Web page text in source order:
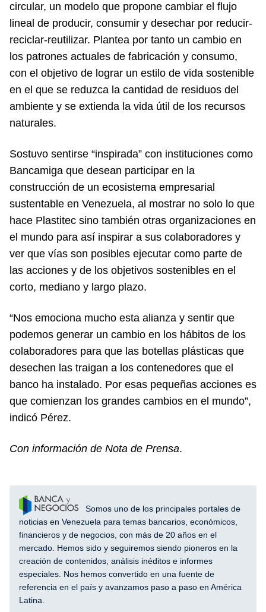
circular, un modelo que propone cambiar el flujo
lineal de producir, consumir y desechar por reducir-
reciclar-reutilizar. Plantea por tanto un cambio en
los patrones actuales de fabricación y consumo,
con el objetivo de lograr un estilo de vida sostenible
en el que se reduzca la cantidad de residuos del
ambiente y se extienda la vida útil de los recursos
naturales.
Sostuvo sentirse “inspirada” con instituciones como
Bancamiga que desean participar en la
construcción de un ecosistema empresarial
sustentable en Venezuela, al mostrar no solo lo que
hace Plastitec sino también otras organizaciones en
el mundo para así inspirar a sus colaboradores y
ver que vías son posibles ejecutar como parte de
las acciones y de los objetivos sostenibles en el
corto, mediano y largo plazo.
“Nos emociona mucho esta alianza y sentir que
podemos generar un cambio en los hábitos de los
colaboradores para que las botellas plásticas que
desechen las traigan a los contenedores que el
banco ha instalado. Por esas pequeñas acciones es
que comienzan los grandes cambios en el mundo”,
indicó Pérez.
Con información de Nota de Prensa.
Somos uno de los principales portales de
noticias en Venezuela para temas bancarios, económicos,
financieros y de negocios, con más de 20 años en el
mercado. Hemos sido y seguiremos siendo pioneros en la
creación de contenidos, análisis inéditos e informes
especiales. Nos hemos convertido en una fuente de
referencia en el país y avanzamos paso a paso en América
Latina.